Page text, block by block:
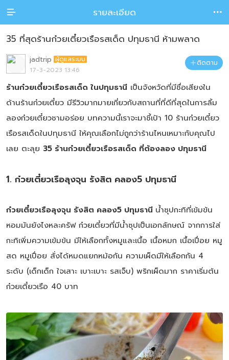
 รายละเอียด 
35 ที่สุดร้านก๋วยเตี๋ยวเรือรสเด็ด ปทุมธานี ห้ามพลาด
ติดตาม
jadtrip ผู้ดูแลระบบ
17-3-2023 13:46
ร้านก๋วยเตี๋ยวเรือรสเด็ด ในปทุมธานี เป็นจังหวัดที่มีชื่อเสียงใน
ด้านร้านก๋วยเตี๋ยว มีรีวิวมากมายเกี่ยวกับสถานที่ที่ดีที่สุดในการลิ้ม
ลองก๋วยเตี๋ยวชามอร่อย บทความนี้เราจะมาชี้เป้า 10 ร้านก๋วยเตี๋ยว
เรือรสเด็ดในปทุมธานี ให้คุณเลือกไม่ถูกว่าร้านไหนเหมาะกับคุณไป
เลย ตะลุย 35 ร้านก๋วยเตี๋ยวเรือรสเด็ด ที่ต้องลอง ปทุมธานี
1. ก๋วยเตี๋ยวเรือลุงจุน รังสิต คลอง5 ปทุมธานี
ก๋วยเตี๋ยวเรือลุงจุน รังสิต คลอง5 ปทุมธานี น้ำซุปกะทิที่เข้มข้น
หอมมันยังไงหละครัฟ ก๋วยเตี๋ยวที่มีน้ำซุปเป็นเอกลักษณ์ จากการใส่
กะทิเพิ่มความเข้มข้น มีให้เลือกทั้งหมูและเนื้อ เนื้อหมก เนื้อเปื่อย หมู
สด หมูเปื่อย สั่งได้หมดแยกหม้อกัน ความเผ็ดมีให้เลือกกัน 4
ระดับ (เด็กเด็ก ใจเสาะ เบาะเบาะ รสเจ็บ) พริกเผ็ดมาก ราคาเริ่มต้น
ก๋วยเตี๋ยวเรือ 40 บาท